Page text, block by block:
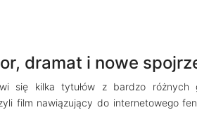
dramat i nowe
się kilka tytułów z bardzo różnych
film nawiązujący do internetowego